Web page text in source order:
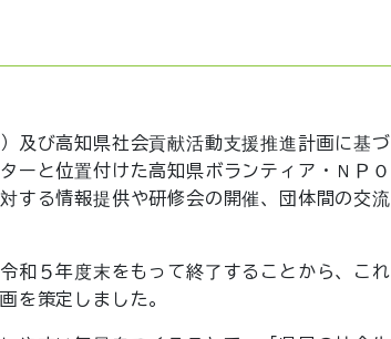
及び高知県社会貢献活動支援推進計画に基づ
ーと位置付けた高知県ボランティア・ＮＰＯ
する情報提供や研修会の開催、団体間の交流
和５年度末をもって終了することから、これ
を策定しました。